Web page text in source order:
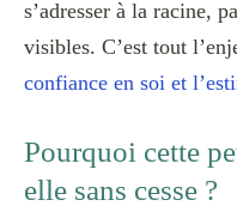
s’adresser à la racine,
visibles. C’est tout
confiance en soi et
Pourquoi cette
elle sans cesse ?